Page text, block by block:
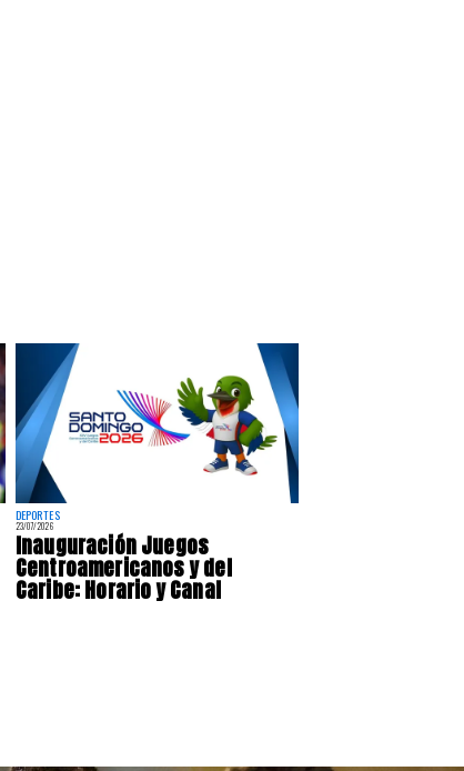
DEPORTES
23/07/2026
Inauguración Juegos
Centroamericanos y del
Caribe: Horario y Canal